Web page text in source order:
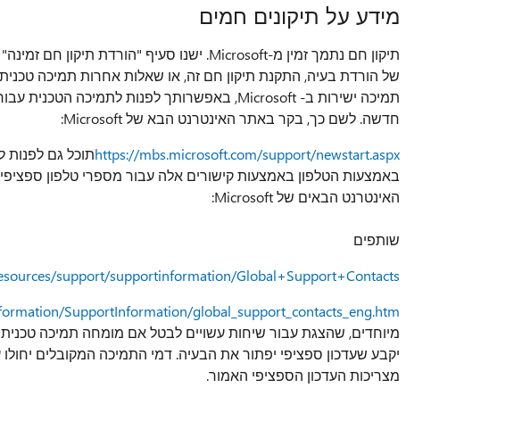
מידע על תיקונים חמים
של הורדת בעיה, התקנת תיקון חם זה, או שאלות אחרות תמיכה
חדשה. לשם כך, בקר באתר האינטרנט הבא של Microsoft:
https://mbs.microsoft.com/support/newstart.aspx
באמצעות הטלפון באמצעות קישורים אלה עבור מספרי טלפון
האינטרנט הבאים של Microsoft:
שותפים
support/supportinformation/Global+Support+Contacts
SupportInformation/global_support_contacts_eng.htm
יקבע שעדכון ספציפי יפתור את הבעיה. דמי התמיכה המקובלים
מצריכות העדכון הספציפי האמור.